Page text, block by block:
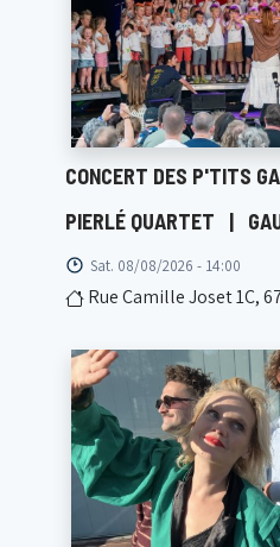
CONCERT DES P'TITS
PIERLÉ QUARTET
|
Sat. 08/08/2026 - 14:00
Rue Camille Joset 1C,